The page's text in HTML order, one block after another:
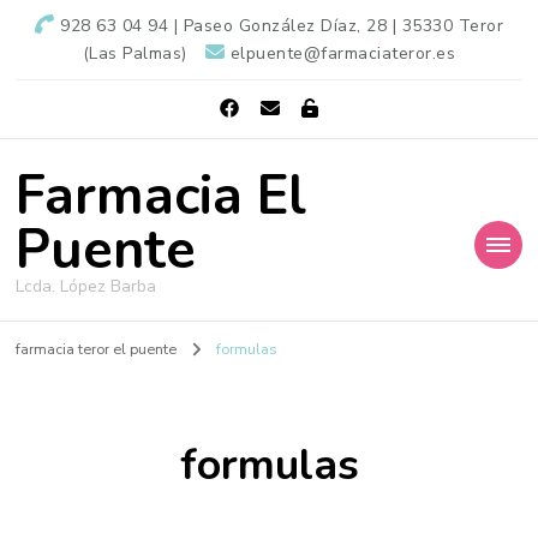
928 63 04 94 | Paseo González Díaz, 28 | 35330 Teror
(Las Palmas)
elpuente@farmaciateror.es
Farmacia El
Puente
Lcda. López Barba
farmacia teror el puente formulas
formulas